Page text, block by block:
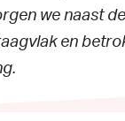
we naast
en